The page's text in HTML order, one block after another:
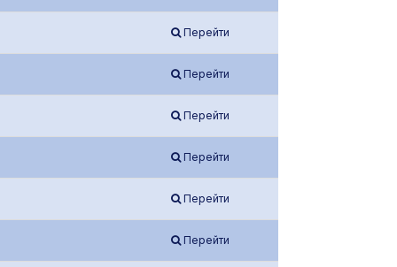
Перейти
Перейти
Перейти
Перейти
Перейти
Перейти